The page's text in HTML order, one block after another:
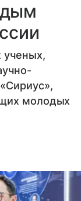
ученых,
молодых